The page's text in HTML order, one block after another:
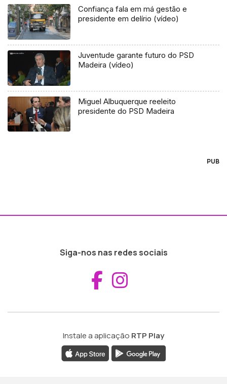
Confiança fala em má gestão e
presidente em delírio (vídeo)
Juventude garante futuro do PSD
Madeira (vídeo)
Miguel Albuquerque reeleito
presidente do PSD Madeira
PUB
Siga-nos nas redes sociais
Aceder ao
Instale a aplicação RTP Play